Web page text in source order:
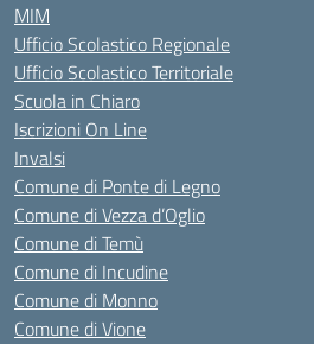
MIM
Ufficio Scolastico Regionale
Ufficio Scolastico Territoriale
Scuola in Chiaro
Iscrizioni On Line
Invalsi
Comune di Ponte di Legno
Comune di Vezza d’Oglio
Comune di Temù
Comune di Incudine
Comune di Monno
Comune di Vione